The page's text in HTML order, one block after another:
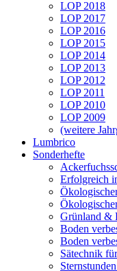
LOP 2018
LOP 2017
LOP 2016
LOP 2015
LOP 2014
LOP 2013
LOP 2012
LOP 2011
LOP 2010
LOP 2009
(weitere
Lumbrico
Sonderhefte
Erfolgreich
Grünland &
Boden
Boden
Sätechnik